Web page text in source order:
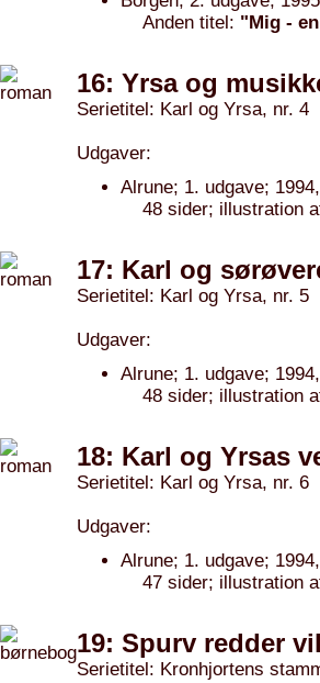
Anden titel: "Mig -
16: Yrsa og
Serietitel: Karl og Yrsa, nr. 4
Udgaver:
Alrune; 1. udgave;
48 sider; illustration
17: Karl og
Serietitel: Karl og Yrsa, nr. 5
Udgaver:
Alrune; 1. udgave;
48 sider; illustration
18: Karl og Yrsas
Serietitel: Karl og Yrsa, nr. 6
Udgaver:
Alrune; 1. udgave;
47 sider; illustration
19: Spurv redder
Serietitel: Kronhjortens